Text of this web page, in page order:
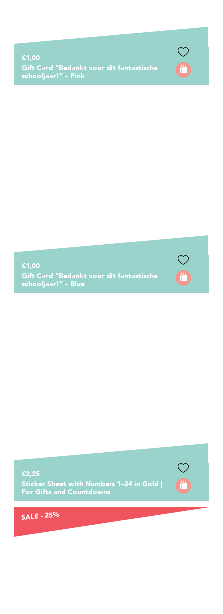
€1,00
Gift Card “Bedankt voor dit fantastische
schooljaar!” – Pink
€1,00
Gift Card “Bedankt voor dit fantastische
schooljaar!” – Blue
€2,25
Sticker Sheet with Numbers 1–24 in Gold |
For Gifts and Countdowns
SALE - 25%